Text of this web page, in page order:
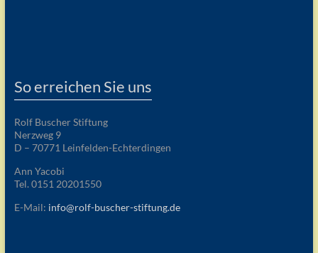
So erreichen Sie uns
Rolf Buscher Stiftung
Nerzweg 9
D – 70771 Leinfelden-Echterdingen
Ann Yacobi
Tel. 0151 20201550
E-Mail: info@rolf-buscher-stiftung.de